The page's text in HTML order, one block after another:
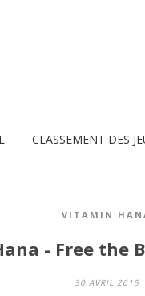
CLASSEMENT DES
VITAMIN
- Free the
30 AVRIL 2015